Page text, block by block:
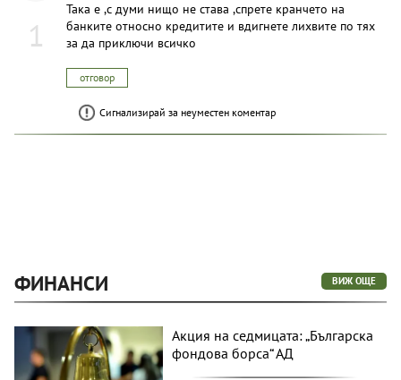
1
Така е ,с думи нищо не става ,спрете кранчето на
банките относно кредитите и вдигнете лихвите по тях
за да приключи всичко
отговор
Сигнализирай за неуместен коментар
ФИНАНСИ ВИЖ ОЩЕ
Акция на седмицата: „Българска
фондова борса“ АД